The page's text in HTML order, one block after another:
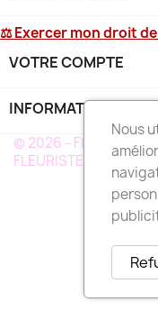
⚖ Exercer mon droit
VOTRE COMPTE
INFORMATIONS
© 2026 - FLEURS
FLEURISTE A VOTRE
Nous